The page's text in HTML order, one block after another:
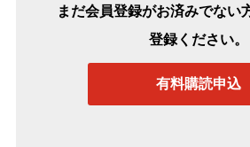
まだ会員登録がお済みでない
登録ください。
有料購読申込